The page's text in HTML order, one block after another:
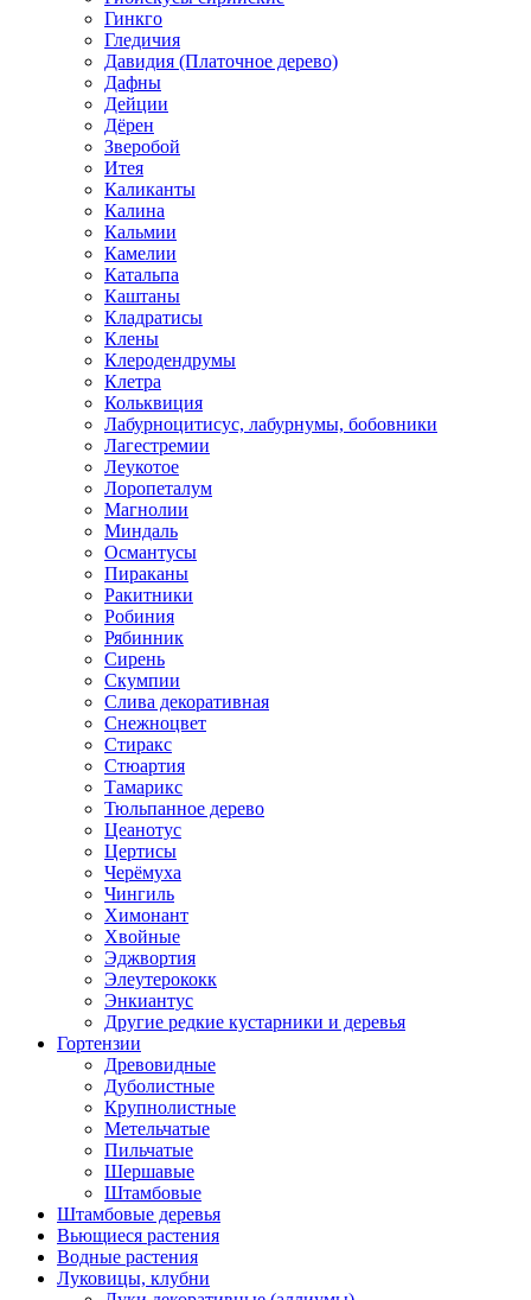
Гинкго
Гледичия
Давидия (Платочное дерево)
Дафны
Дейции
Дёрен
Зверобой
Итея
Каликанты
Калина
Кальмии
Камелии
Катальпа
Каштаны
Кладратисы
Клены
Клеродендрумы
Клетра
Кольквиция
Лабурноцитисус, лабурнумы, бобовники
Лагестремии
Леукотое
Лоропеталум
Магнолии
Миндаль
Османтусы
Пираканы
Ракитники
Робиния
Рябинник
Сирень
Скумпии
Слива декоративная
Снежноцвет
Стиракс
Стюартия
Тамарикс
Тюльпанное дерево
Цеанотус
Цертисы
Черёмуха
Чингиль
Химонант
Хвойные
Эджвортия
Элеутерококк
Энкиантус
Другие редкие кустарники и деревья
Гортензии
Древовидные
Дуболистные
Крупнолистные
Метельчатые
Пильчатые
Шершавые
Штамбовые
Штамбовые деревья
Вьющиеся растения
Водные растения
Луковицы, клубни